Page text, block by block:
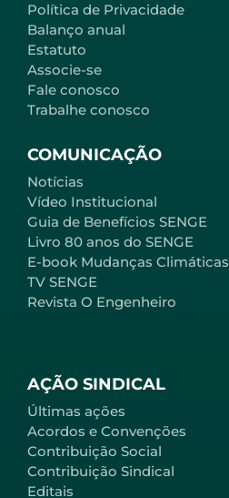
AÇÃO SINDICAL
Últimas ações
Acordos e Convenções
Contribuição Social
Contribuição Sindical
Editais
Política de Privacidade
Balanço anual
Estatuto
Associe-se
Fale conosco
Trabalhe conosco
COMUNICAÇÃO
Notícias
Vídeo Institucional
Guia de Benefícios SENGE
Livro 80 anos do SENGE
E-book Mudanças Climáticas
TV SENGE
Revista O Engenheiro